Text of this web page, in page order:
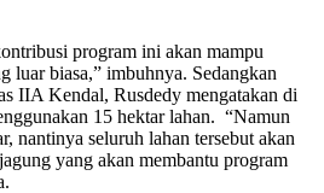
program ini akan mampu
luar biasa,” imbuhnya. Sedangkan
IIA Kendal, Rusdedy mengatakan di
15 hektar lahan. “Namun
nantinya seluruh lahan tersebut akan
yang akan membantu program